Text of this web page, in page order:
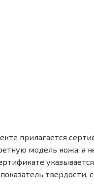
прилагается
модель ножа, а не